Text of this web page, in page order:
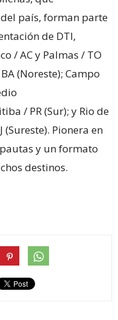
país, forman parte
de DTI,
/ AC y Palmas / TO
(Noreste); Campo
/ PR (Sur); y Rio de
(Sureste). Pionera en
y un formato
destinos.